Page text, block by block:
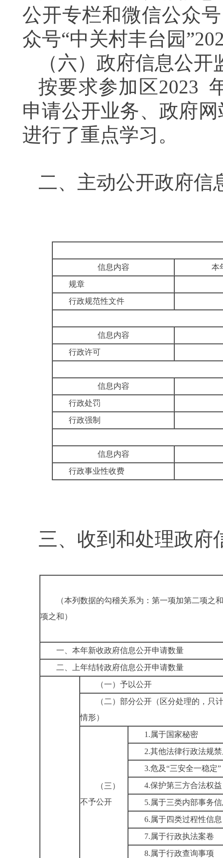
公开专栏和微信公众
众号“中关村丰台园
（六） 政府信息公开
按要求参加区2023
申请公开业务、政府
进行了重点学习。
二、 主动公开政府信
信息内容
本
规章
行政规范性文件
信息内容
行政许可
信息内容
行政处罚
行政强制
信息内容
行政事业性收费
三、 收到和处理政府
（本列数据的勾稽关系为：第一项加第二项之
项之和）
一、本年新收政府信息公开申请数量
二、上年结转政府信息公开申请数量
（一）予以公开
（二）部分公开 （区分处理的，只
情形）
（三）
不予公开
1.属于国家秘密
2.其他法律行政法规
3.危及“三安全一稳定”
4.保护第三方合法权益
5.属于三类内部事务
6.属于四类过程性信息
7.属于行政执法案卷
8.属于行政查询事项